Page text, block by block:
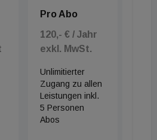
Lage angespannt bleibt,
Pfandbriefbanken ein
Trotz der Unsicherheiten
der Bankenverband
Jahr 2026 mit leicht
Bereits im
Pro Abo
120,- € / Jahr
exkl. MwSt.
Unlimitierter
Zugang zu allen
Leistungen inkl.
5 Personen
Abos